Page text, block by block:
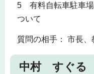
5 有料自転車駐車場
ついて
質問の相手： 市長、
中村 すぐる